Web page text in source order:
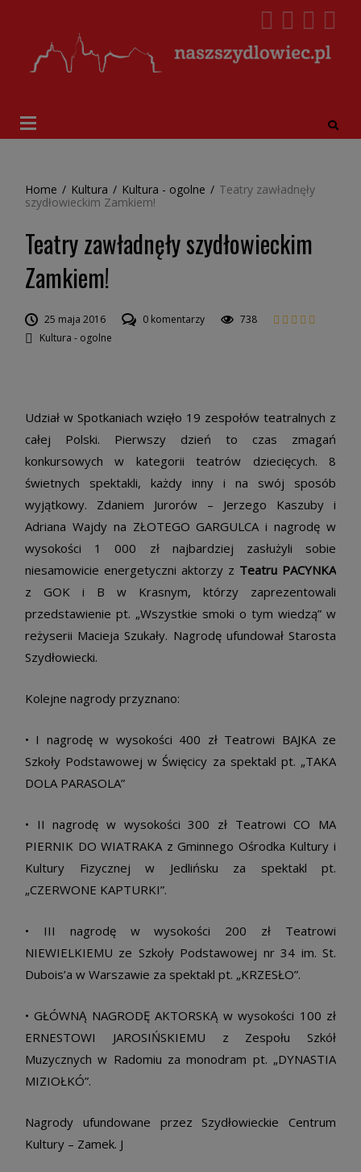
Home / Kultura / Kultura - ogolne / Teatry zawładnęły
szydłowieckim Zamkiem!
Teatry zawładnęły szydłowieckim
Zamkiem!
25 maja 2016 0 komentarzy
738
Kultura - ogolne
Udział w Spotkaniach wzięło 19 zespołów teatralnych z
całej Polski. Pierwszy dzień to czas zmagań
konkursowych w kategorii teatrów dziecięcych. 8
świetnych spektakli, każdy inny i na swój sposób
wyjątkowy. Zdaniem Jurorów – Jerzego Kaszuby i
Adriana Wajdy na ZŁOTEGO GARGULCA i nagrodę w
wysokości 1 000 zł najbardziej zasłużyli sobie
niesamowicie energetyczni aktorzy z Teatru PACYNKA
z GOK i B w Krasnym, którzy zaprezentowali
przedstawienie pt. „Wszystkie smoki o tym wiedzą” w
reżyserii Macieja Szukały. Nagrodę ufundował Starosta
Szydłowiecki.
Kolejne nagrody przyznano:
• I nagrodę w wysokości 400 zł Teatrowi BAJKA ze
Szkoły Podstawowej w Święcicy za spektakl pt. „TAKA
DOLA PARASOLA”
• II nagrodę w wysokości 300 zł Teatrowi CO MA
PIERNIK DO WIATRAKA z Gminnego Ośrodka Kultury i
Kultury Fizycznej w Jedlińsku za spektakl pt.
„CZERWONE KAPTURKI”.
• III nagrodę w wysokości 200 zł Teatrowi
NIEWIELKIEMU ze Szkoły Podstawowej nr 34 im. St.
Dubois’a w Warszawie za spektakl pt. „KRZESŁO”.
• GŁÓWNĄ NAGRODĘ AKTORSKĄ w wysokości 100 zł
ERNESTOWI JAROSIŃSKIEMU z Zespołu Szkół
Muzycznych w Radomiu za monodram pt. „DYNASTIA
MIZIOŁKÓ”.
Nagrody ufundowane przez Szydłowieckie Centrum
Kultury – Zamek. J